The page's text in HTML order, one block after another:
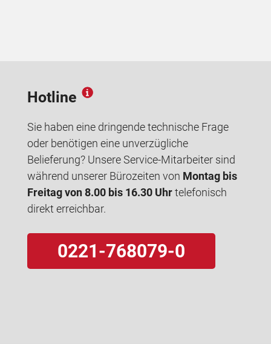
Hotline
Sie haben eine dringende technische Frage
oder benötigen eine unverzügliche
Belieferung? Unsere Service-Mitarbeiter sind
während unserer Bürozeiten von Montag bis
Freitag von 8.00 bis 16.30 Uhrtelefonisch
direkt erreichbar.
0221-768079-0